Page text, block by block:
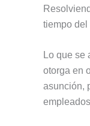
tiempo del
Lo que se
otorga en
asunción,